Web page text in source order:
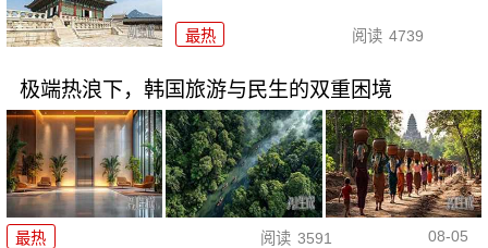
最热 阅读 4739
极端热浪下，韩国旅游与民生的双重困境
最热 阅读 3591 08-05